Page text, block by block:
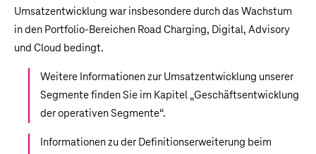
Umsatzentwicklung war insbesondere durch das Wachstum
in den Portfolio-Bereichen Road Charging, Digital, Advisory
und Cloud bedingt.
Weitere Informationen zur Umsatzentwicklung unserer
Segmente finden Sie im Kapitel „Geschäftsentwicklung
der operativen Segmente“.
Informationen zu der Definitionserweiterung beim